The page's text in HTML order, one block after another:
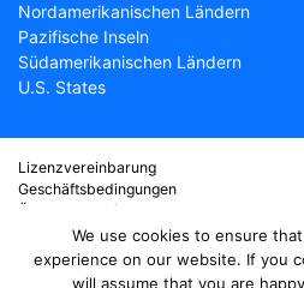
Nordamerikanischen Ländern
Pazifische Inseln
Südamerikanischen Ländern
U.S. States
Lizenzvereinbarung
Geschäftsbedingungen
Über Countryflags.com
Haftungsausschluss
Datenschutzerklärung
We use cookies to ensure
experience on our website. If you
will assume that you are